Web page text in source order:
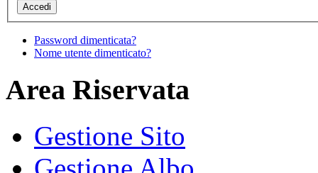
Password dimenticata?
Nome utente dimenticato?
Area Riservata
Gestione Sito